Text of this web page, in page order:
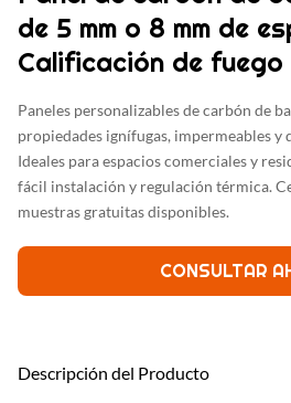
de 5 mm o 8 mm de
Calificación de fuego
Paneles personalizables de carbón de
propiedades ignífugas, impermeables y
Ideales para espacios comerciales y
fácil instalación y regulación térmica.
muestras gratuitas disponibles.
CONSULTAR
Descripción del Producto